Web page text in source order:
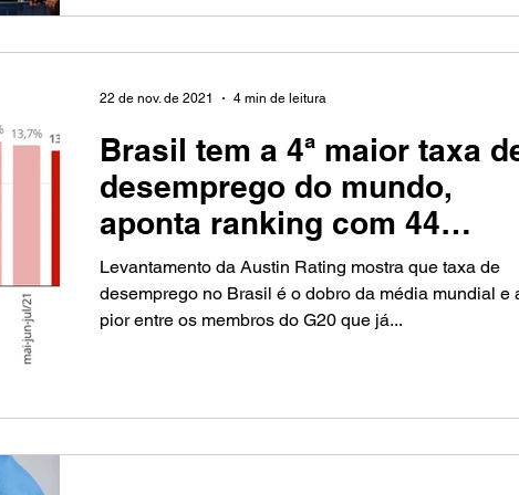
Brasil tem a 4ª maior taxa
desemprego do mundo,
aponta ranking com 44
países
Levantamento da Austin Rating mostra que taxa de
desemprego no Brasil é o dobro da média mundial e
pior entre os membros do G20 que já...
22 de nov. de 2021 4 min de leitura